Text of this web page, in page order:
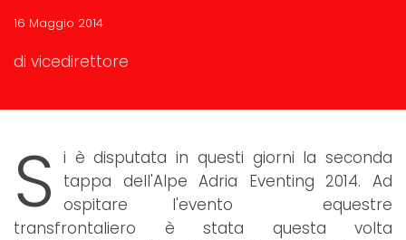
16 Maggio 2014
di vicedirettore
S i è disputata in questi giorni la seconda
tappa dell'Alpe Adria Eventing 2014. Ad
ospitare l'evento equestre
transfrontaliero è stata questa volta